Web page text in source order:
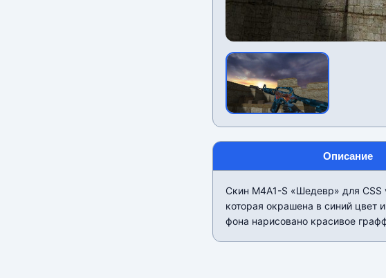
Описание
Скин M4A1-S «Шедевр» для
которая окрашена в синий
фона нарисовано красивое